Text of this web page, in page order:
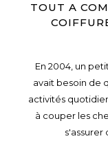
TOUT A
En 2004, un
avait besoin de
activités
à couper les
s'assurer